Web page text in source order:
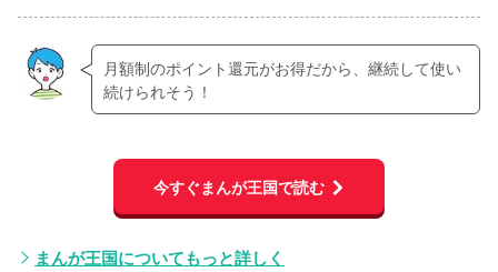
月額制のポイント還元がお得だから、継続して使い
続けられそう！
今すぐまんが王国で読む
まんが王国についてもっと詳しく